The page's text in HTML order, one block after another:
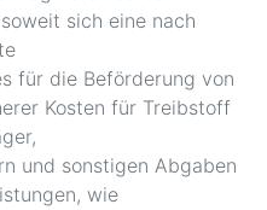
sich eine nach
für die Beförderung von
Kosten für Treibstoff
und sonstigen Abgaben
wie